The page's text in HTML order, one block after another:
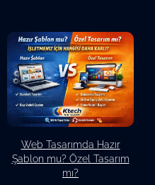
Web Tasarımda Hazır
Şablon mu? Özel Tasarım
mı?